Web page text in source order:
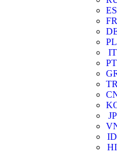
ES
FR
PL
IT
PT
JP
ID
HI